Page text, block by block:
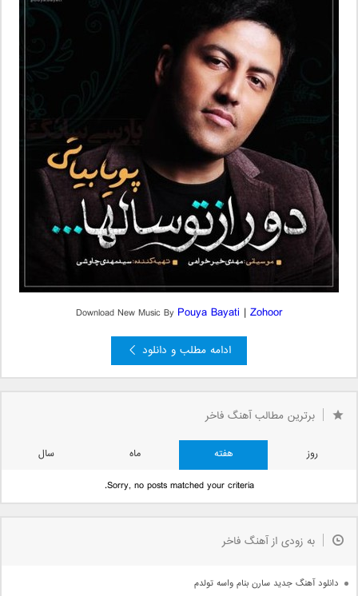
Download New Music By Pouya Bayati | Zohoor
ادامه مطلب و دانلود
برترین مطالب آهنگ فاخر
روز هفته ماه
سال
Sorry, no posts matched your criteria.
به زودی از آهنگ فاخر
دانلود آهنگ جدید سارن بنام واسه تولدم